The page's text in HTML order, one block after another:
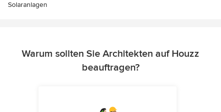
Solaranlagen
Warum sollten Sie Architekten auf Houzz
beauftragen?